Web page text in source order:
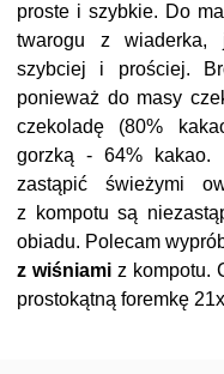
proste i szybkie. Do
twarogu z wiaderka,
szybciej i prościej.
ponieważ do masy
czekoladę (80%
gorzką - 64% kakao.
zastąpić świeżymi
z kompotu są
obiadu. Polecam
z wiśniami z kompotu.
prostokątną foremkę